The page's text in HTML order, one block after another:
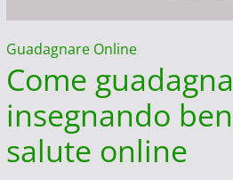
Guadagnare Online
Come
insegnando
salute online